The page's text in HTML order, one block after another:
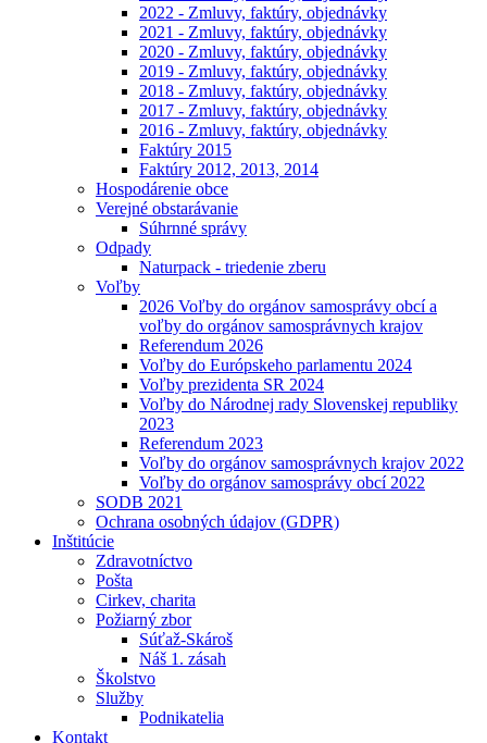
2022 - Zmluvy, faktúry, objednávky
2021 - Zmluvy, faktúry, objednávky
2020 - Zmluvy, faktúry, objednávky
2019 - Zmluvy, faktúry, objednávky
2018 - Zmluvy, faktúry, objednávky
2017 - Zmluvy, faktúry, objednávky
2016 - Zmluvy, faktúry, objednávky
Faktúry 2015
Faktúry 2012, 2013, 2014
Hospodárenie obce
Verejné obstarávanie
Súhrnné správy
Odpady
Naturpack - triedenie zberu
Voľby
2026 Voľby do orgánov samosprávy obcí a
voľby do orgánov samosprávnych krajov
Referendum 2026
Voľby do Európskeho parlamentu 2024
Voľby prezidenta SR 2024
Voľby do Národnej rady Slovenskej republiky
2023
Referendum 2023
Voľby do orgánov samosprávnych krajov 2022
Voľby do orgánov samosprávy obcí 2022
SODB 2021
Ochrana osobných údajov (GDPR)
Inštitúcie
Zdravotníctvo
Pošta
Cirkev, charita
Požiarný zbor
Súťaž-Skároš
Náš 1. zásah
Školstvo
Služby
Podnikatelia
Kontakt